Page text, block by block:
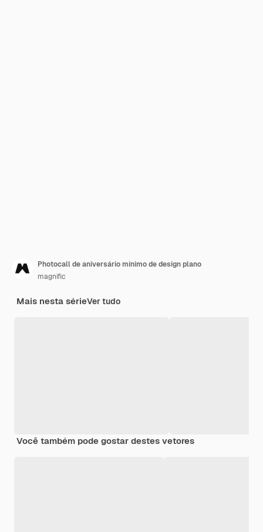
Photocall de aniversário mínimo de design plano
magnific
Mais nesta sérieVer tudo
Você também pode gostar destes vetores